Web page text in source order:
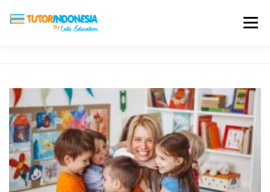
Menu
BIAYA LES TESTIMONI PROFIL ALUMNI
BLOG DAFTAR SEKOLAH